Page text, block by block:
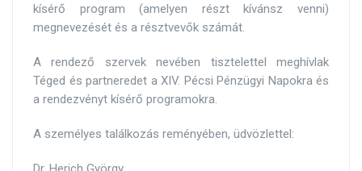
kísérő program (amelyen részt kívánsz venni)
megnevezését és a résztvevők számát.
A rendező szervek nevében tisztelettel meghívlak
Téged és partneredet a XIV. Pécsi Pénzügyi Napokra és
a rendezvényt kísérő programokra.
A személyes találkozás reményében, üdvözlettel: